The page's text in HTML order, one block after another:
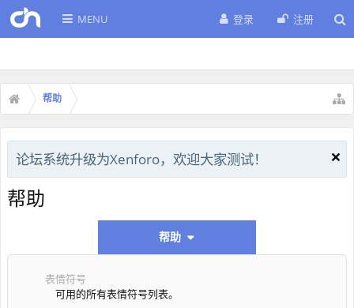
MENU 登录 注册
帮助
论坛系统升级为Xenforo，欢迎大家测试！
帮助
帮助
表情符号
可用的所有表情符号列表。